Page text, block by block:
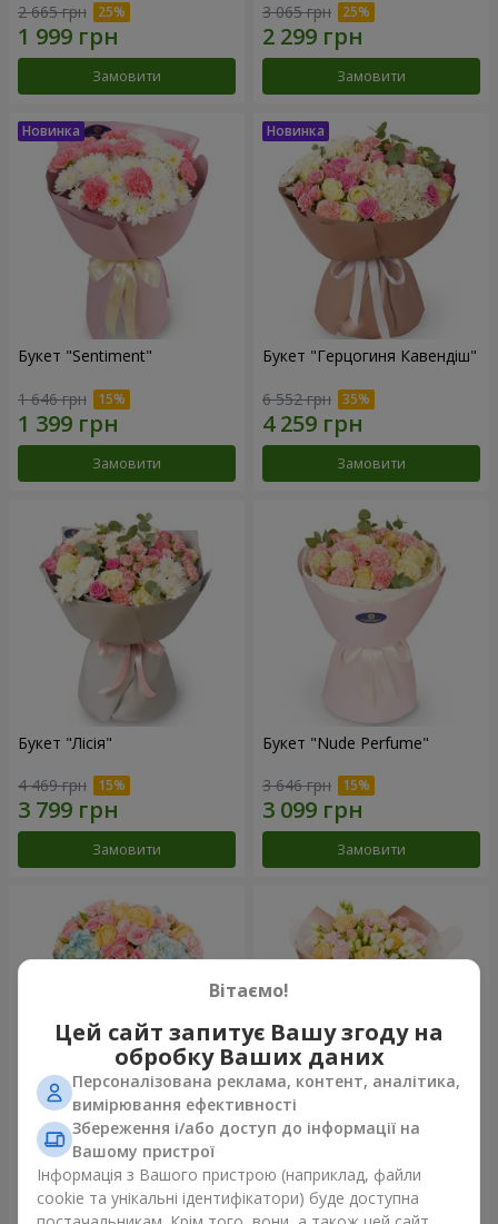
2 665 грн
Замовити
3 065 грн
Замовити
Букет "Sentiment"
1 646 грн
Замовити
Букет "Герцогиня Кавендіш"
6 552 грн
Замовити
Букет "Лісія"
4 469 грн
Замовити
Букет "Nude Perfume"
3 646 грн
Замовити
Букет "Ніжність світанку"
5 012 грн
Букет "Дотик ніжності"
2 949 грн
Вітаємо!
Цей сайт запитує Вашу згоду на
обробку Ваших даних
Персоналізована реклама, контент, аналітика,
вимірювання ефективності
Збереження і/або доступ до інформації на
Вашому пристрої
Інформація з Вашого пристрою (наприклад, файли
cookie та унікальні ідентифікатори) буде доступна